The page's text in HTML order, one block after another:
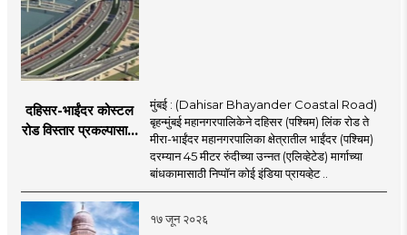
दहिसर-भाईंदर कोस्टल
रोड विस्तार प्रकल्पासाठी
मंजुरीची प्रतीक्षा
मुंबई : (Dahisar Bhayander Coastal Road)
बृहन्मुंबई महानगरपालिकेने दहिसर (पश्चिम) लिंक रोड ते
मीरा-भाईंदर महानगरपालिका क्षेत्रातील भाईंदर (पश्चिम)
दरम्यान 45 मीटर रुंदीच्या उन्नत (एलिव्हेटेड) मार्गाच्या
बांधकामासाठी निप्पॉन कोई इंडिया प्रायव्हेट ..
१७ जून २०२६